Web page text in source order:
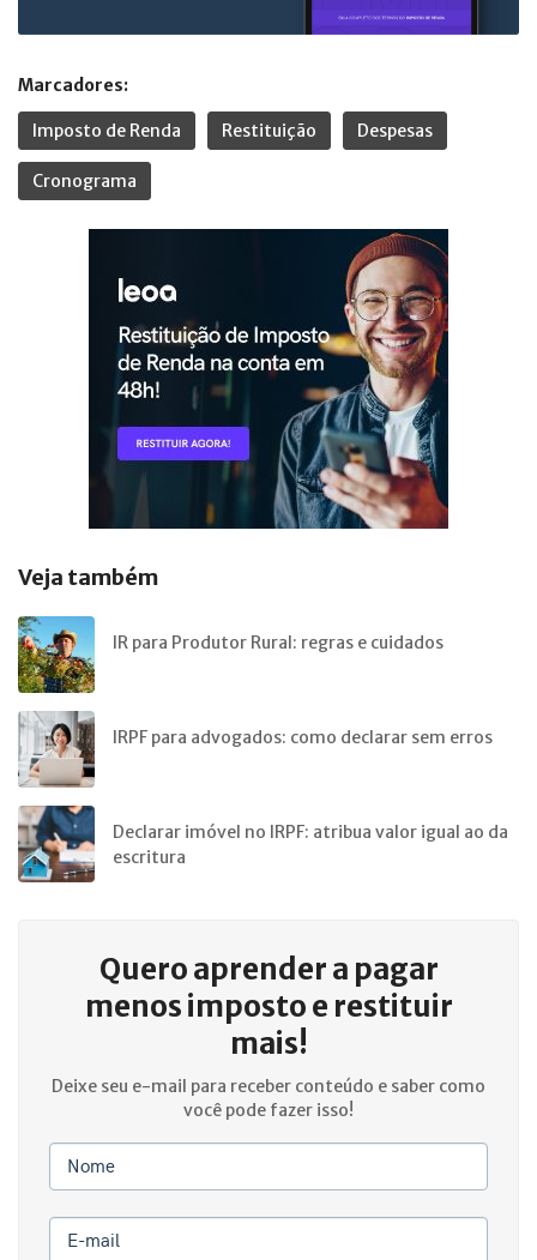
Marcadores:
Imposto de Renda Restituição Despesas
Cronograma
Veja também
IR para Produtor Rural: regras e cuidados
IRPF para advogados: como declarar sem erros
Declarar imóvel no IRPF: atribua valor igual ao da
escritura
Quero aprender a pagar
menos imposto e restituir
mais!
Deixe seu e-mail para receber conteúdo e saber como
você pode fazer isso!
Nome
E-mail